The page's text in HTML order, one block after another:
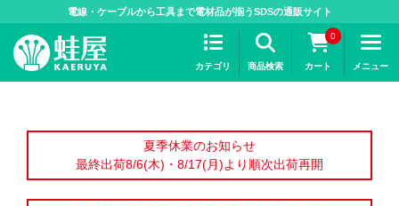
電線・ケーブルから工具まで電材品が揃うSDSの通販サイト
カテゴリ 商品検索
0
カート メニュー
夏季休業のお知らせ
最終出荷8/6(木)・8/17(月)より順次出荷再開